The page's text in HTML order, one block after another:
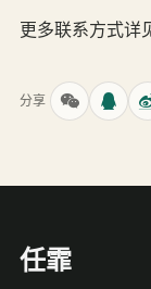
更多联系方式详
分享
任霏